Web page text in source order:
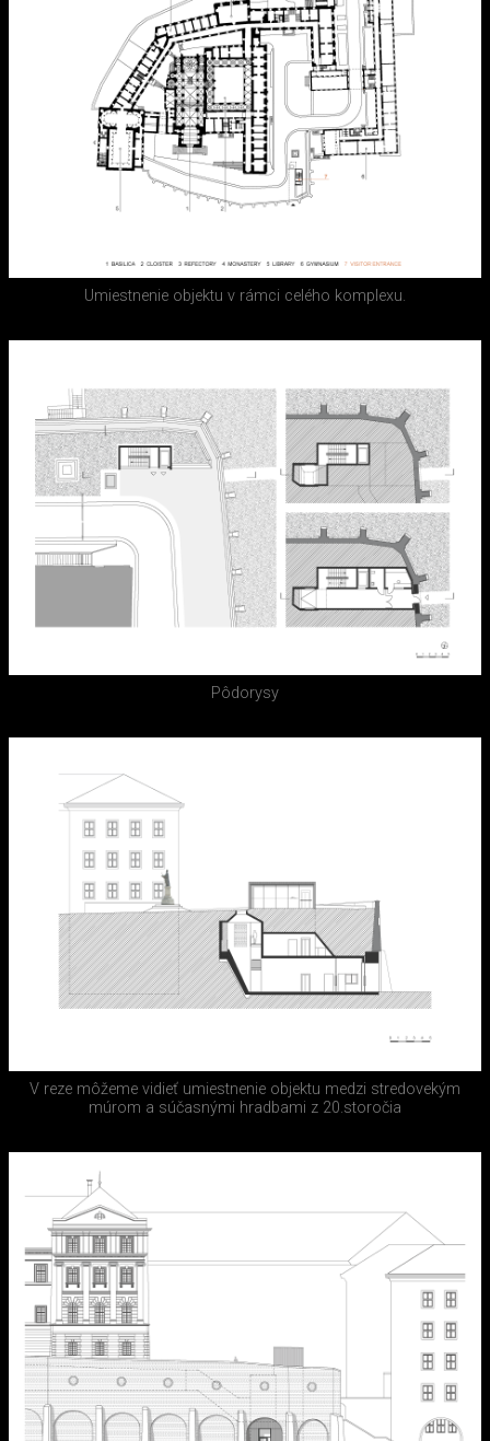
Umiestnenie objektu v rámci celého komplexu.
Pôdorysy
V reze môžeme vidieť umiestnenie objektu medzi stredovekým
múrom a súčasnými hradbami z 20.storočia